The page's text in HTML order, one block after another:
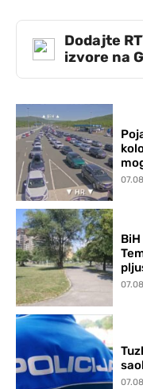
Dodajte
izvore na